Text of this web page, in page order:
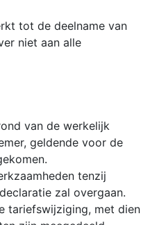
tot de deelname van
niet aan alle
van de werkelijk
geldende voor de
tenzij
zal overgaan.
tariefswijziging, met dien